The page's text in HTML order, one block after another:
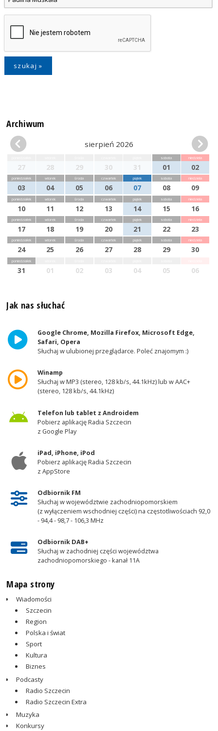
Archiwum
sierpień 2026
27 28 29 30 31
sobota
01
niedziela
02
poniedziałek
03
wtorek
04
środa
05
czwartek
06
piątek
07
sobota
08
niedziela
09
poniedziałek
10
wtorek
11
środa
12
czwartek
13
piątek
14
sobota
15
niedziela
16
poniedziałek
17
wtorek
18
środa
19
czwartek
20
piątek
21
sobota
22
niedziela
23
poniedziałek
24
wtorek
25
środa
26
czwartek
27
piątek
28
sobota
29
niedziela
30
poniedziałek
31 01 02 03 04 05 06
Jak nas słuchać
Google Chrome, Mozilla Firefox, Microsoft Edge,
Safari, Opera
Słuchaj w ulubionej przeglądarce. Poleć znajomym :)
Winamp
Słuchaj w MP3 (stereo, 128 kb/s, 44.1kHz) lub w AAC+
(stereo, 128 kb/s, 44.1kHz)
Telefon lub tablet z Androidem
Pobierz aplikację Radia Szczecin
z Google Play
iPad, iPhone, iPod
Pobierz aplikację Radia Szczecin
z AppStore
Odbiornik FM
Słuchaj w województwie zachodniopomorskiem
(z wyłączeniem wschodniej części) na częstotliwościach 92,0
- 94,4 - 98,7 - 106,3 MHz
Odbiornik DAB+
Słuchaj w zachodniej części województwa
zachodniopomorskiego - kanał 11A
Mapa strony
Wiadomości
Szczecin
Region
Polska i świat
Sport
Kultura
Biznes
Podcasty
Radio Szczecin
Radio Szczecin Extra
Muzyka
Konkursy